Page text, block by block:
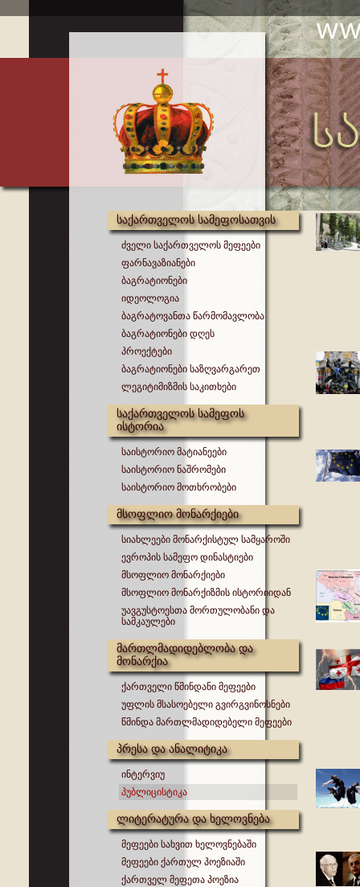
საქართველოს სამეფოსათვის
ძველი საქართველოს მეფეები
ფარნავაზიანები
ბაგრატიონები
იდეოლოგია
ბაგრატოვანთა წარმომავლობა
ბაგრატიონები დღეს
პროექტები
ბაგრატიონები საზღვარგარეთ
ლეგიტიმიზმის საკითხები
საქართველოს სამეფოს
ისტორია
საისტორიო მატიანეები
საისტორიო ნაშრომები
საისტორიო მოთხრობები
მსოფლიო მონარქიები
სიახლეები მონარქისტულ სამყაროში
ევროპის სამეფო დინასტიები
მსოფლიო მონარქიები
მსოფლიო მონარქიზმის ისტორიიდან
უავგუსტოესთა მორთულობანი და
სამკაულები
მართლმადიდებლობა და
მონარქია
ქართველი წმინდანი მეფეები
უფლის მსასოებელი გვირგვინოსნები
წმინდა მართლმადიდებელი მეფეები
პრესა და ანალიტიკა
ინტერვიუ
პუბლიცისტიკა
ლიტერატურა და ხელოვნება
მეფეები სახვით ხელოვნებაში
მეფეები ქართულ პოეზიაში
ქართველ მეფეთა პოეზია